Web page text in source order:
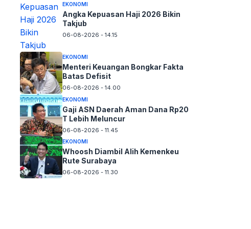
EKONOMI
Angka Kepuasan Haji 2026 Bikin
Takjub
06-08-2026 - 14.15
EKONOMI
Menteri Keuangan Bongkar Fakta
Batas Defisit
06-08-2026 - 14.00
EKONOMI
Gaji ASN Daerah Aman Dana Rp20
T Lebih Meluncur
06-08-2026 - 11.45
EKONOMI
Whoosh Diambil Alih Kemenkeu
Rute Surabaya
06-08-2026 - 11.30